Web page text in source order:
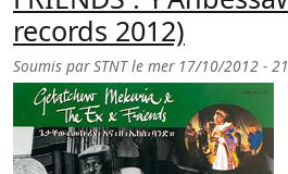
records 2012)
Soumis parSTNTle mer 17/10/2012 -